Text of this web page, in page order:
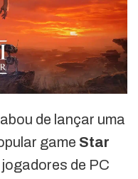
de lançar uma
game Star
jogadores de PC